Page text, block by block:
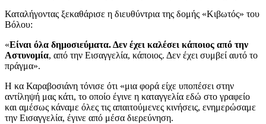
Καταλήγοντας ξεκαθάρισε η διευθύντρια της δομής «Κιβωτός» του
Βόλου:
«Είναι όλα δημοσιεύματα. Δεν έχει καλέσει κάποιος από την
Αστυνομία, από την Εισαγγελία, κάποιος. Δεν έχει συμβεί αυτό το
πράγμα».
Η κα Καραβοσιάνη τόνισε ότι «μια φορά είχε υποπέσει στην
αντίληψή μας κάτι, το οποίο έγινε η καταγγελία εδώ στο γραφείο
και αμέσως κάναμε όλες τις απαιτούμενες κινήσεις, ενημερώσαμε
την Εισαγγελία, έγινε από μέσα διερεύνηση.